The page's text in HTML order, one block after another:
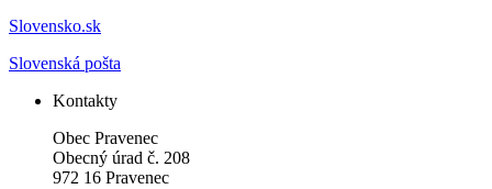
Slovensko.sk
Slovenská pošta
Kontakty
Obec Pravenec
Obecný úrad č. 208
972 16 Pravenec